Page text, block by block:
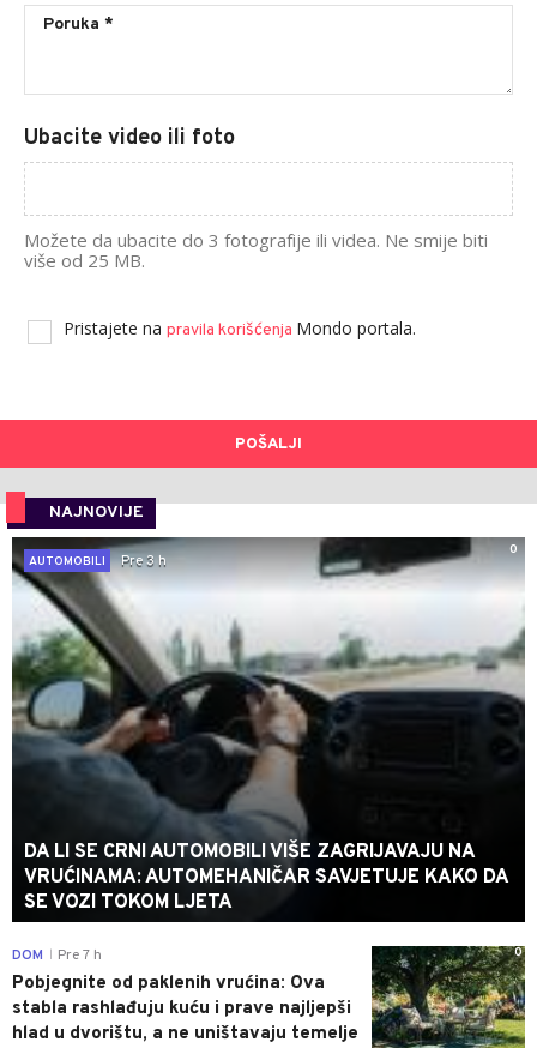
Ubacite video ili foto
Možete da ubacite do 3 fotografije ili videa. Ne smije biti
više od 25 MB.
Pristajete na pravila korišćenja Mondo portala.
POŠALJI
NAJNOVIJE
0
AUTOMOBILI
Pre 3 h
DA LI SE CRNI AUTOMOBILI VIŠE ZAGRIJAVAJU NA
VRUĆINAMA: AUTOMEHANIČAR SAVJETUJE KAKO DA
SE VOZI TOKOM LJETA
0
DOM Pre 7 h
Pobjegnite od paklenih vrućina: Ova
stabla rashlađuju kuću i prave najljepši
hlad u dvorištu, a ne uništavaju temelje